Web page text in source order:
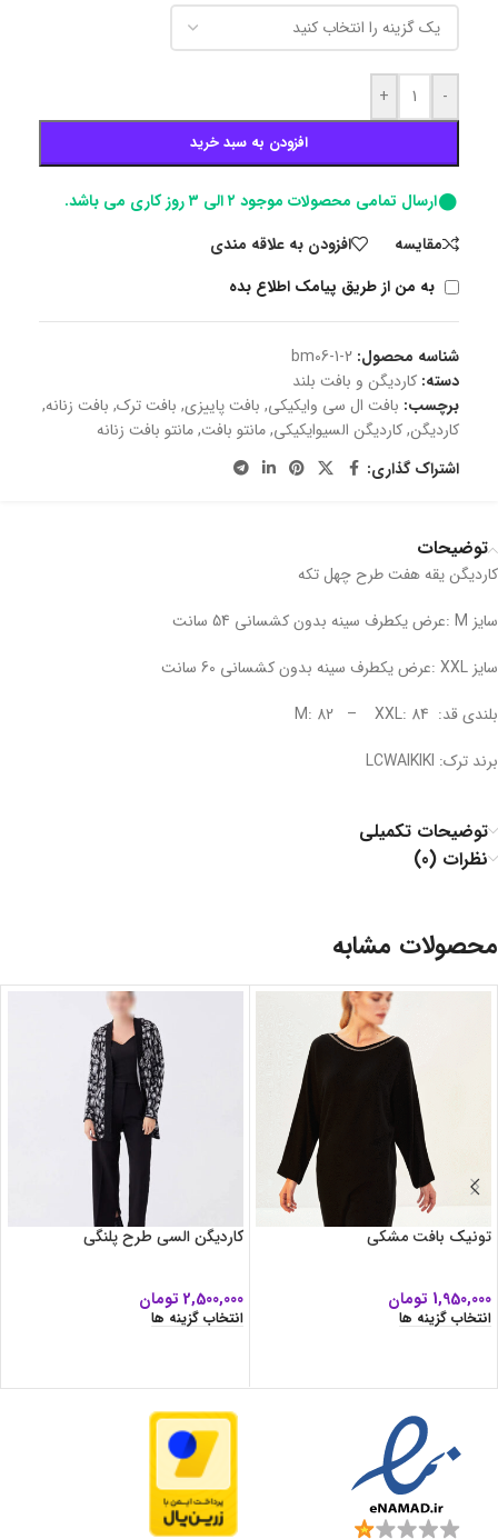
-
+
افزودن به سبد خرید
ارسال تمامی محصولات موجود ۲ الی ۳ روز کاری می باشد.
مقايسه
افزودن به علاقه مندی
به من از طریق پیامک اطلاع بده
شناسه محصول: bm06-1-2
دسته: کاردیگن و بافت بلند
برچسب: بافت ال سی وایکیکی, بافت پاییزی, بافت ترک, بافت زنانه,
کاردیگن,کاردیگن السیوایکیکی,مانتو بافت,مانتو بافت زنانه
اشتراک گذاری:
توضیحات
کاردیگن یقه هفت طرح چهل تکه
سایز M :عرض یکطرف سینه بدون کشسانی 54 سانت
سایز XXL :عرض یکطرف سینه بدون کشسانی 60 سانت
بلندی قد: M: 82 – XXL: 84
برند ترک: LCWAIKIKI
توضیحات تکمیلی
نظرات (0)
محصولات مشابه
تونیک بافت مشکی
1,950,000 تومان
انتخاب گزینه ها
کاردیگن السی طرح پلنگی
2,500,000 تومان
انتخاب گزینه ها